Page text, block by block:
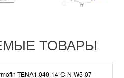
ТОВАРЫ
TENA1.040-14-C-N-W5-07